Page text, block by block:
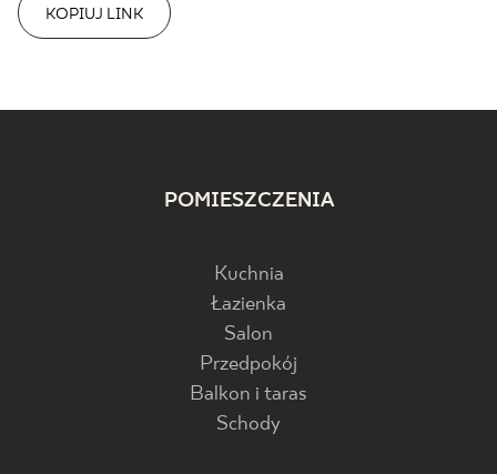
KOPIUJ LINK
POMIESZCZENIA
Kuchnia
Łazienka
Salon
Przedpokój
Balkon i taras
Schody